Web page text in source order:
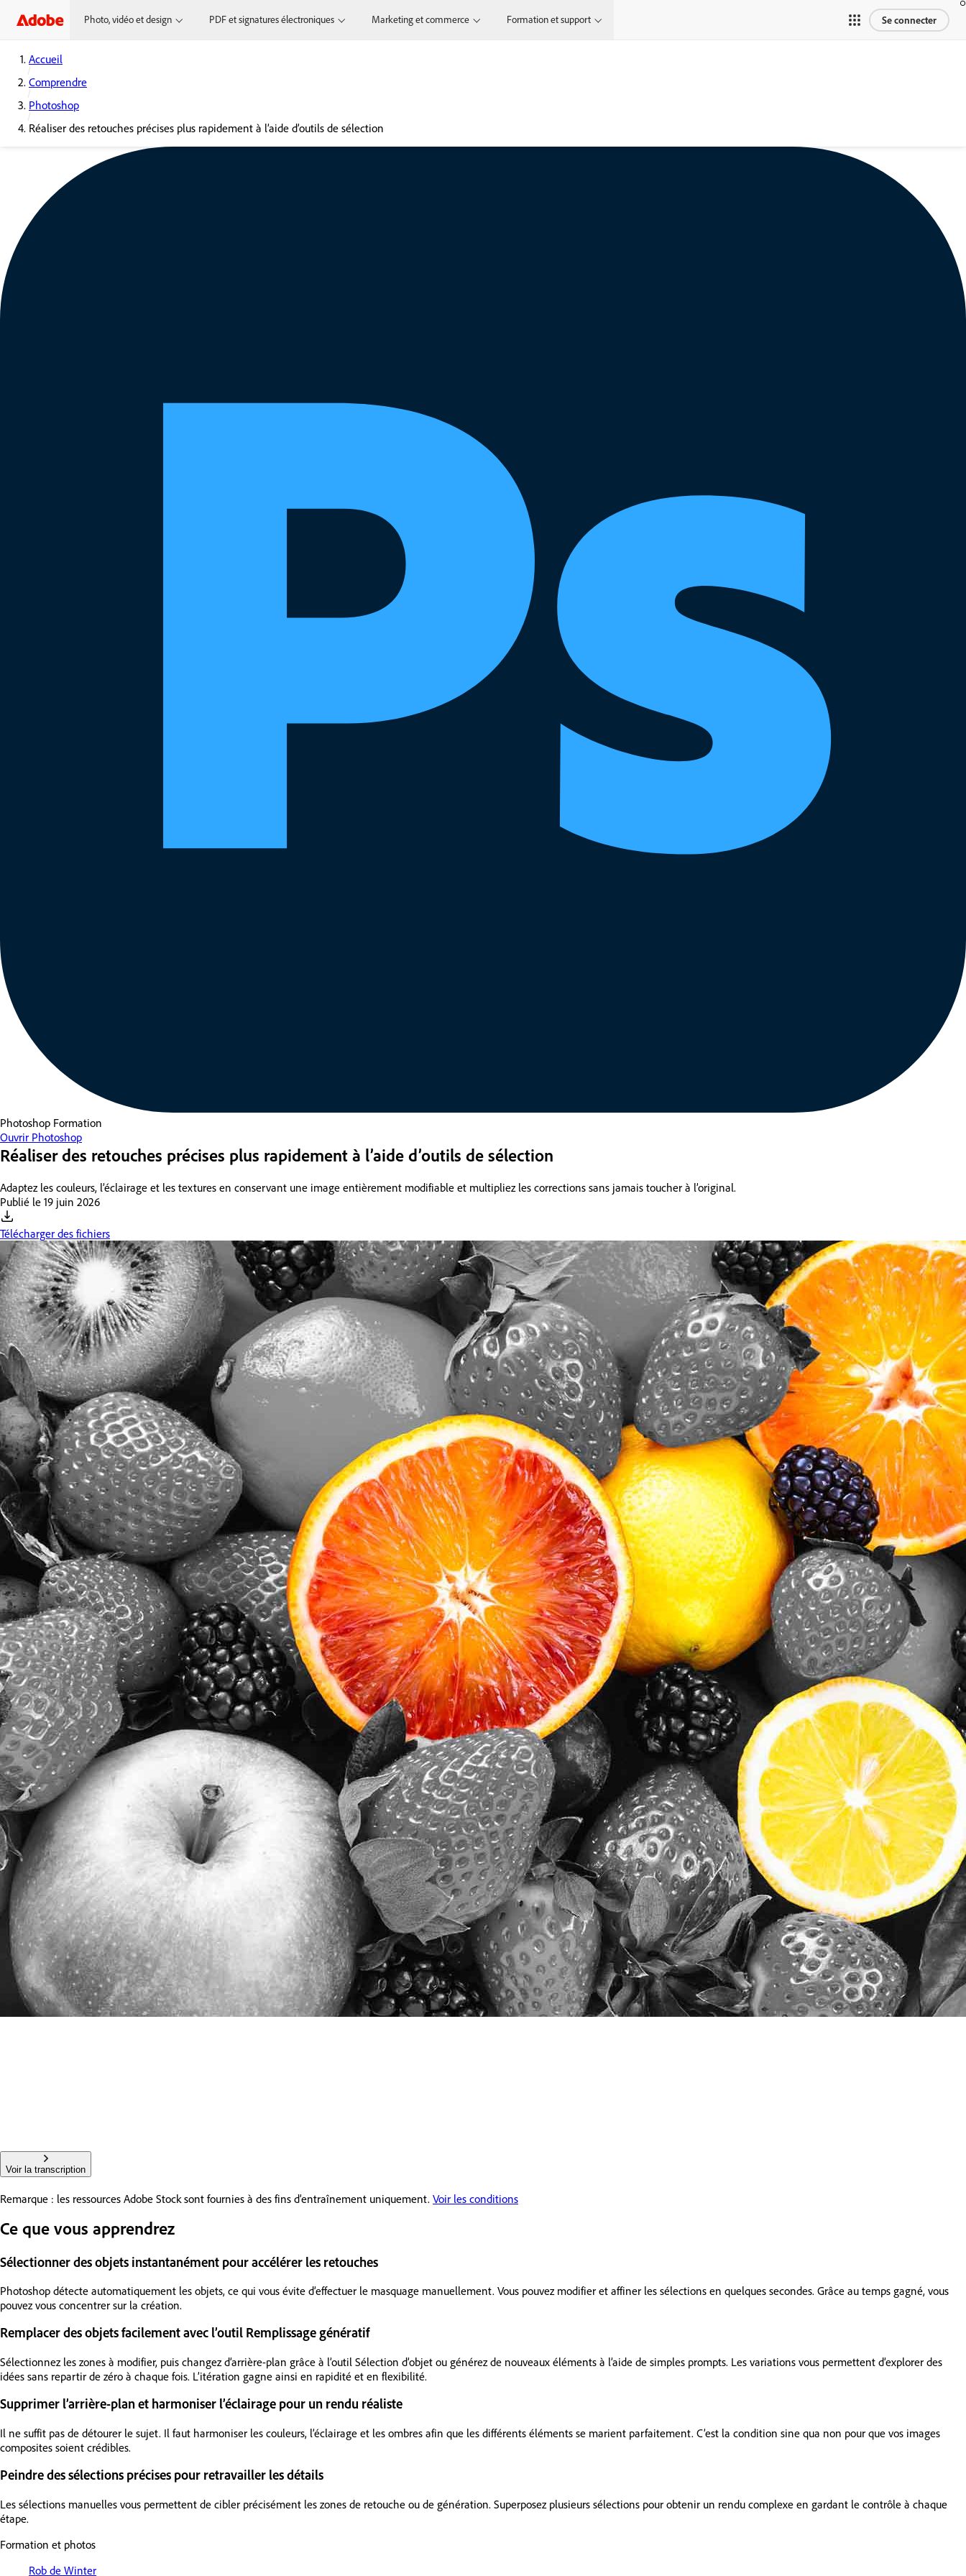
Photo, vidéo et design PDF et signatures électroniques Marketing et commerce Formation et support Se connecter
Accueil
Comprendre
Photoshop
Réaliser des retouches précises plus rapidement à l’aide d’outils de sélection
Photoshop Formation
Ouvrir Photoshop
Réaliser des retouches précises plus rapidement à l’aide d’outils de sélection
Adaptez les couleurs, l’éclairage et les textures en conservant une image entièrement modifiable et multipliez les corrections sans jamais toucher à l’original.
Publié le 19 juin 2026
Télécharger des fichiers
Voir la transcription
Remarque : les ressources Adobe Stock sont fournies à des fins d’entraînement uniquement. Voir les conditions
Ce que vous apprendrez
Sélectionner des objets instantanément pour accélérer les retouches
Photoshop détecte automatiquement les objets, ce qui vous évite d’effectuer le masquage manuellement. Vous pouvez modifier et affiner les sélections en quelques secondes. Grâce au temps gagné, vous
pouvez vous concentrer sur la création.
Remplacer des objets facilement avec l’outil Remplissage génératif
Sélectionnez les zones à modifier, puis changez d’arrière-plan grâce à l’outil Sélection d’objet ou générez de nouveaux éléments à l’aide de simples prompts. Les variations vous permettent d’explorer des
idées sans repartir de zéro à chaque fois. L’itération gagne ainsi en rapidité et en flexibilité.
Supprimer l’arrière-plan et harmoniser l’éclairage pour un rendu réaliste
Il ne suffit pas de détourer le sujet. Il faut harmoniser les couleurs, l’éclairage et les ombres afin que les différents éléments se marient parfaitement. C’est la condition sine qua non pour que vos images
composites soient crédibles.
Peindre des sélections précises pour retravailler les détails
Les sélections manuelles vous permettent de cibler précisément les zones de retouche ou de génération. Superposez plusieurs sélections pour obtenir un rendu complexe en gardant le contrôle à chaque
étape.
Formation et photos
Rob de Winter